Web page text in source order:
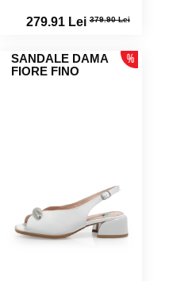
279.91 Lei379.90 Lei
SANDALE DAMA
FIORE FINO